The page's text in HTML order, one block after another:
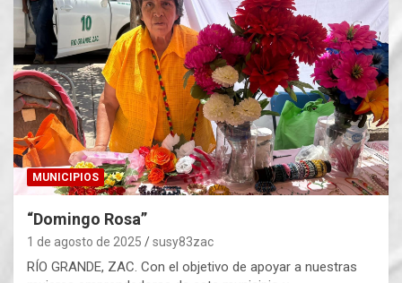
MUNICIPIOS
“Domingo Rosa”
1 de agosto de 2025 susy83zac
RÍO GRANDE, ZAC. Con el objetivo de apoyar a nuestras